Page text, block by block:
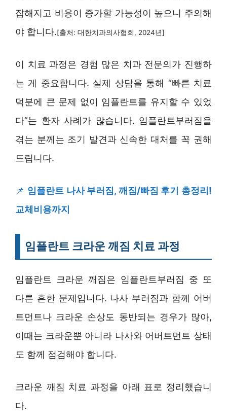
잡해지고 비용이 증가할 가능성이 높으니 주의해
야 합니다.[출처: 대한치과의사협회, 2024년]
이 치료 과정은 경험 많은 치과 전문의가 진행하
는 게 중요합니다. 실제 상담을 통해 “빠른 치료
덕분에 큰 문제 없이 임플란트를 유지할 수 있었
다”는 환자 사례가 많습니다. 임플란트부러짐을
겪는 분께는 조기 발견과 신속한 대처를 꼭 권해
드립니다.
📌 임플란트 나사 부러짐, 깨짐/빠짐 후기 총정리!
교체비용까지
임플란트 크라운 깨짐 치료 과정
임플란트 크라운 깨짐은 임플란트부러짐 중 또
다른 흔한 문제입니다. 나사 부러짐과 함께 어버
트먼트나 크라운 손상도 동반되는 경우가 많아,
이때는 크라운뿐 아니라 나사와 어버트먼트 상태
도 함께 점검해야 합니다.
크라운 깨짐 치료 과정을 아래 표로 정리했습니
다.